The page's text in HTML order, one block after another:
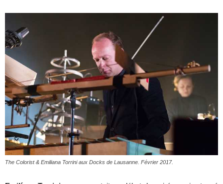
The Colorist & Emiliana Torrini aux Docks de Lausanne. Février 2017.